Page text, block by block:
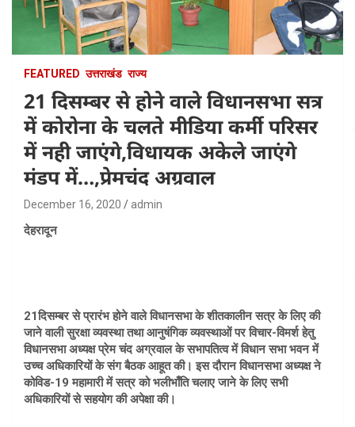
FEATURED उत्तराखंड राज्य
21 दिसम्बर से होने वाले विधानसभा सत्र
में कोरोना के चलते मीडिया कर्मी परिसर
में नही जाएंगे,विधायक अकेले जाएंगे
मंडप में…,प्रेमचंद अग्रवाल
December 16, 2020 admin
देहरादून
21दिसम्बर से प्रारंभ होने वाले विधानसभा के शीतकालीन सत्र के लिए की
जाने वाली सुरक्षा व्यवस्था तथा आनुषंगिक व्यवस्थाओं पर विचार-विमर्श हेतु
विधानसभा अध्यक्ष प्रेम चंद अग्रवाल के सभापतित्व में विधान सभा भवन में
उच्च अधिकारियों के संग बैठक आहूत की। इस दौरान विधानसभा अध्यक्ष ने
कोविड-19 महामारी में सत्र को भलीभाँति चलाए जाने के लिए सभी
अधिकारियों से सहयोग की अपेक्षा की।